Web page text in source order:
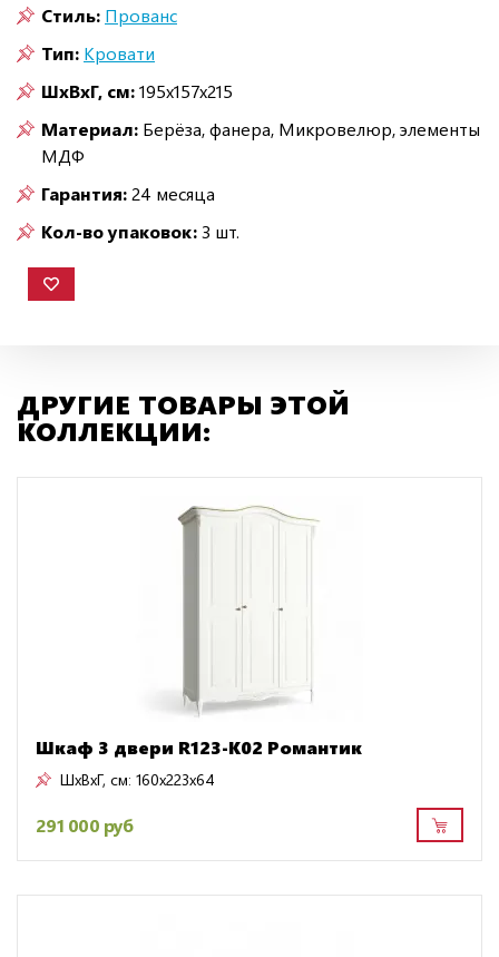
Стиль: Прованс
Тип: Кровати
ШxВxГ, см:195x157x215
Материал: Берёза, фанера, Микровелюр, элементы
МДФ
Гарантия:24 месяца
Кол-во упаковок:3 шт.
ДРУГИЕ ТОВАРЫ ЭТОЙ
КОЛЛЕКЦИИ:
Шкаф 3 двери R123-K02 Романтик
ШxВxГ, см: 160x223x64
291 000 руб